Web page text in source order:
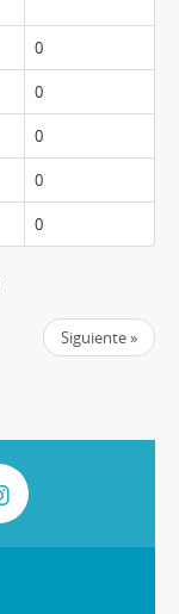
0
0
0
0
0
Siguiente »